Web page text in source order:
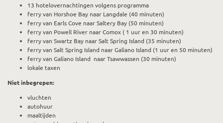
13 hotelovernachtingen volgens programma
ferry van Horshoe Bay naar Langdale (40 minuten)
ferry van Earls Cove naar Saltery Bay (50 minuten)
ferry van Powell River naar Comox ( 1 uur en 30 minuten)
ferry van Swartz Bay naar Salt Spring Island (35 minuten)
ferry van Salt Spring Island naar Galiano Island (1 uur en 50 minuten)
ferry van Galiano Island naar Tsawwassen (30 minuten)
lokale taxen
Niet inbegrepen:
vluchten
autohuur
maaltijden